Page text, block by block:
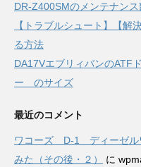
DR-Z400SMのメンテナン
【トラブルシュート】【
る方法
DA17Vエブリィバンの
ー のサイズ
最近のコメント
ワコーズ D-1 ディーゼル
みた（その後・２）
に